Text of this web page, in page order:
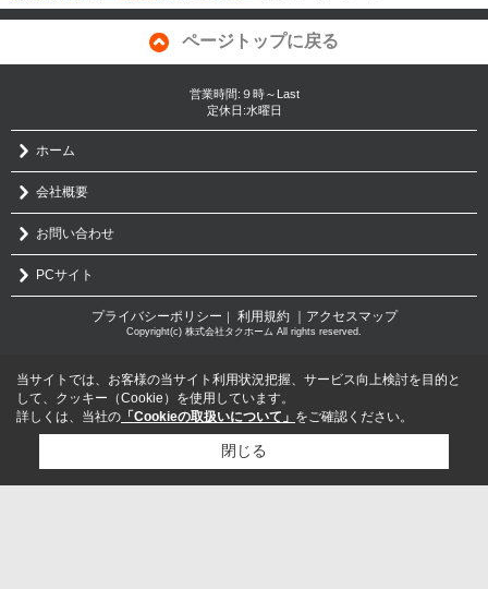
ページトップに戻る
営業時間:９時～Last
定休日:水曜日
ホーム
会社概要
お問い合わせ
PCサイト
プライバシーポリシー 利用規約 ｜アクセスマップ
Copyright(c) 株式会社タクホーム All rights reserved.
当サイトでは、お客様の当サイト利用状況把握、サービス向上検討を目的と
して、クッキー（Cookie）を使用しています。
詳しくは、当社の 「Cookieの取扱いについて」 をご確認ください。
閉じる